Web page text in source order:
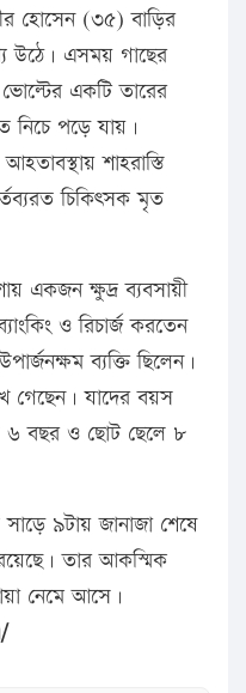
হোসেন (৩৫) বাড়ির
উঠে। এসময় গাছের
একটি তারের
নিচে পড়ে যায়।
শাহরাস্তি
চিকিৎসক মৃত
একজন ক্ষুদ্র ব্যবসায়ী
ও রিচার্জ করতেন
ব্যক্তি ছিলেন।
গেছেন। যাদের বয়স
৬ বছর ও ছোট ছেলে ৮
৯টায় জানাজা শেষে
তার আকস্মিক
নেমে আসে।